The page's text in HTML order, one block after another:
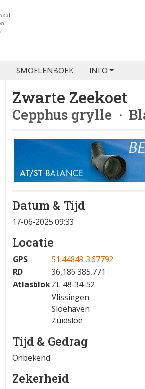
SMOELENBOEK INFO
Zwarte Zeekoet
Cepphus grylle ·
Datum & Tijd
17-06-2025 09:33
Locatie
GPS
51.44849 3.67792
RD
36,186 385,771
AtlasblokZL 48-34-52
Vlissingen
Sloehaven
Zuidsloe
Tijd & Gedrag
Onbekend
Zekerheid